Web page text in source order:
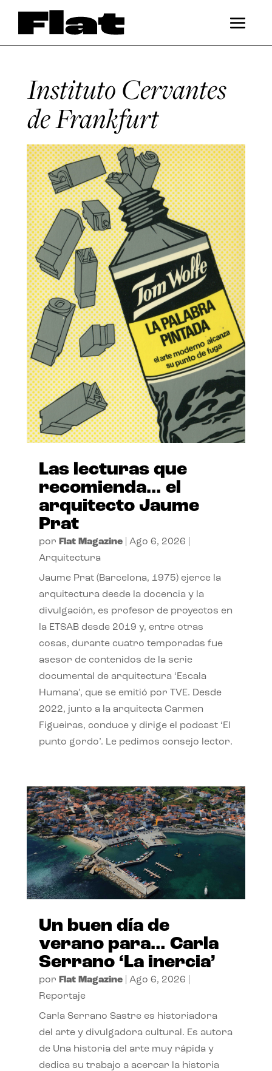
Instituto Cervantes
de Frankfurt
Las lecturas que
recomienda… el
arquitecto Jaume
Prat
por Flat Magazine| Ago 6, 2026
Arquitectura
Jaume Prat (Barcelona, 1975) ejerce la
arquitectura desde la docencia y la
divulgación, es profesor de proyectos en
la ETSAB desde 2019 y, entre otras
cosas, durante cuatro temporadas fue
asesor de contenidos de la serie
documental de arquitectura ‘Escala
Humana’, que se emitió por TVE. Desde
2022, junto a la arquitecta Carmen
Figueiras, conduce y dirige el podcast ‘El
punto gordo’. Le pedimos consejo lector.
Un buen día de
verano para… Carla
Serrano ‘La inercia’
por Flat Magazine| Ago 6, 2026
Reportaje
Carla Serrano Sastre es historiadora
del arte y divulgadora cultural. Es autora
de Una historia del arte muy rápida y
dedica su trabajo a acercar la historia